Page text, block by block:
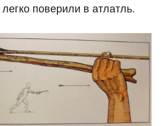
поверили в атлатль.